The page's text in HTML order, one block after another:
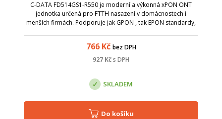
C-DATA FD514GS1-R550 je moderní a výkonná xPON ONT
jednotka určená pro FTTH nasazení v domácnostech i
menších firmách. Podporuje jak GPON , tak EPON standardy,
766Kč bez DPH
927 Kčs DPH
SKLADEM
Do košíku